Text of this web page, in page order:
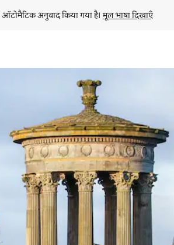
अनुवाद किया गया है। मूल भाषा दिखाएँ